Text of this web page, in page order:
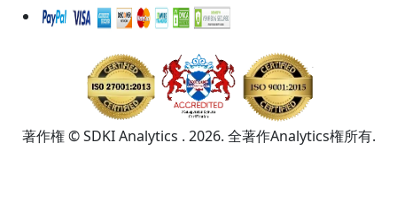
著作権 © SDKI Analytics . 2026. 全著作Analytics権所有.